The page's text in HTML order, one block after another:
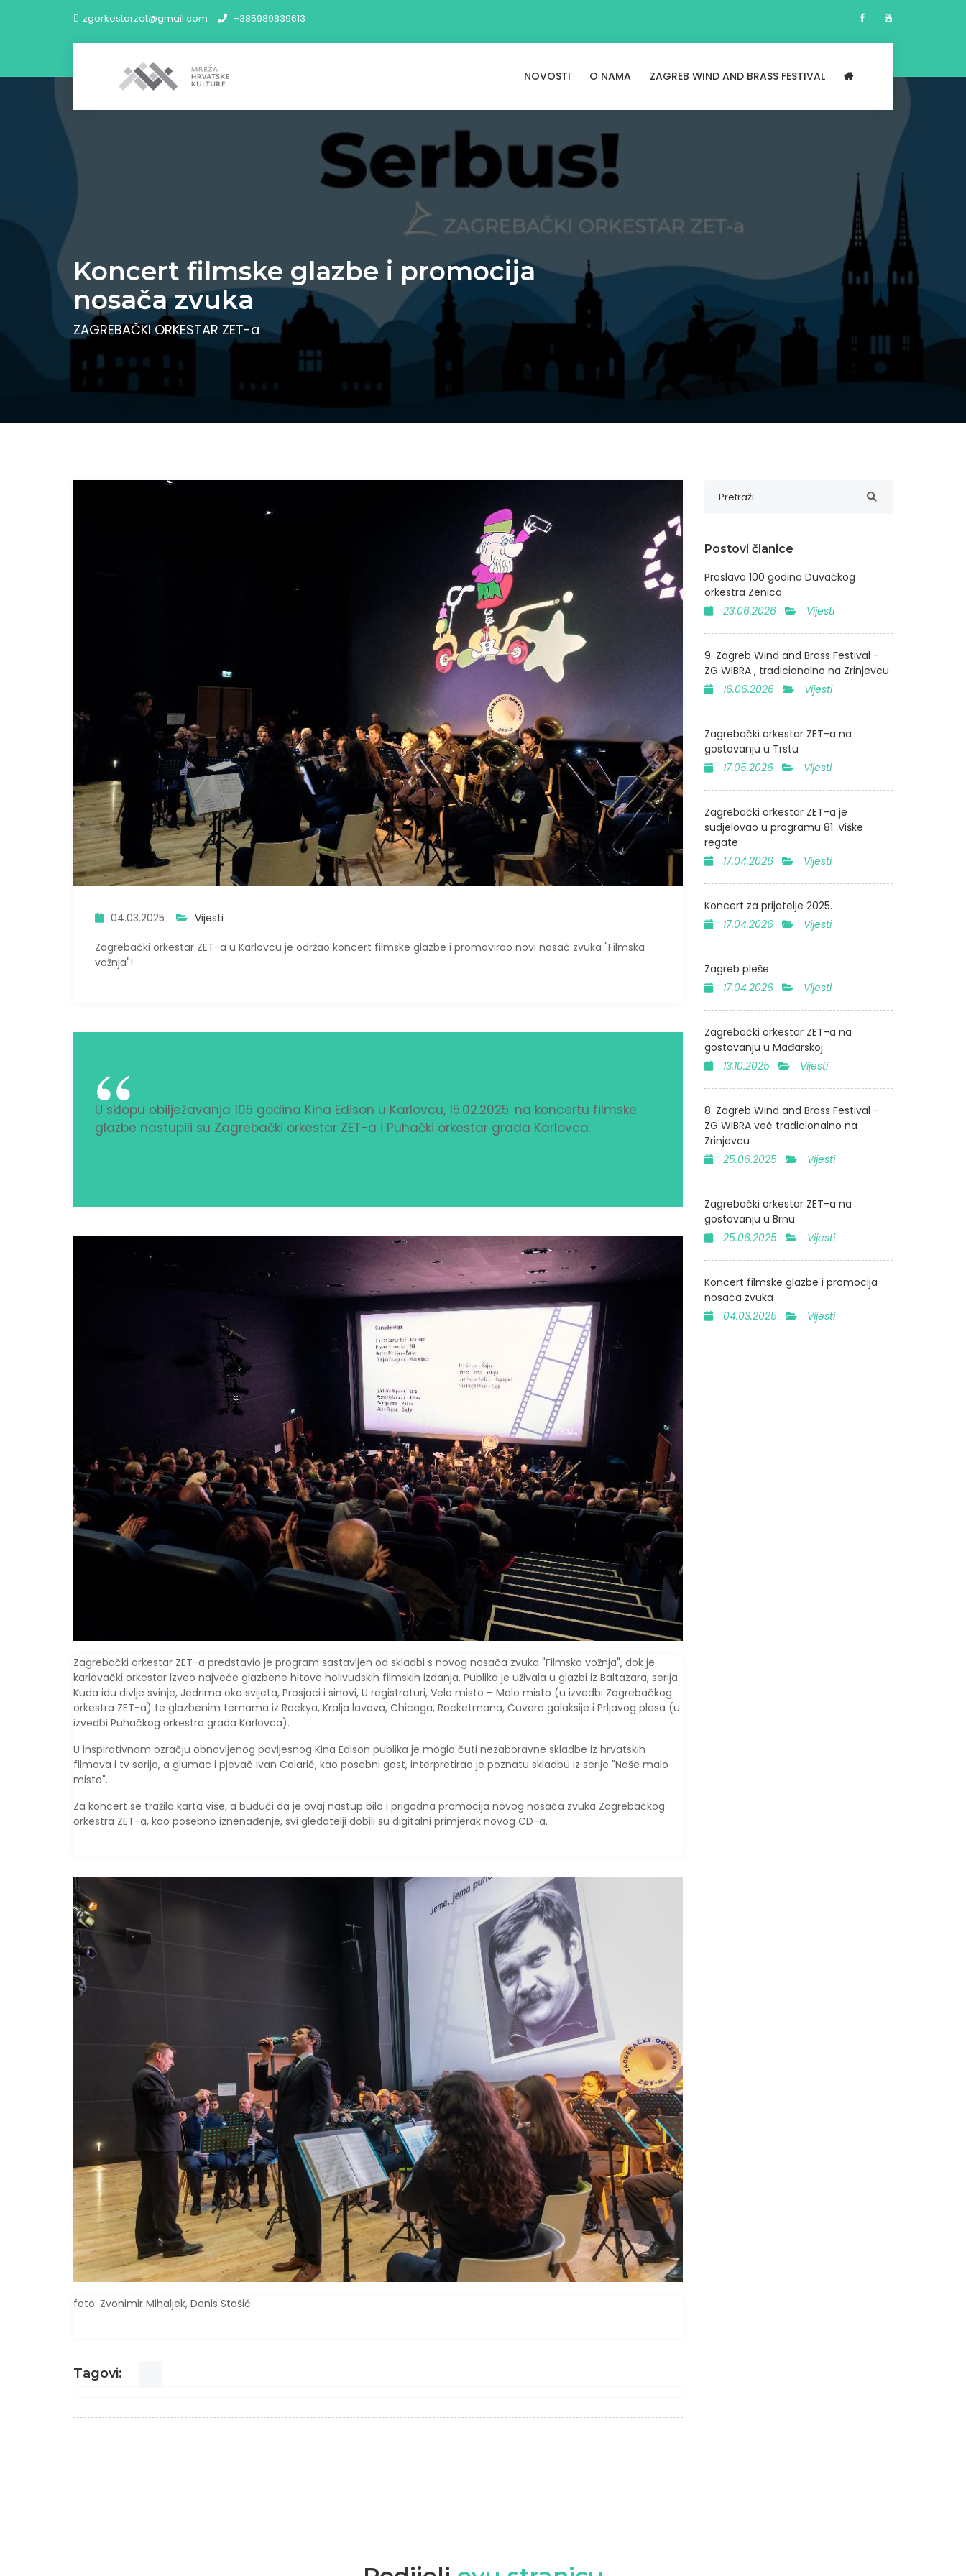
zgorkestarzet@gmail.com +385989839613
NOVOSTI O NAMA ZAGREB WIND AND BRASS FESTIVAL
Koncert filmske glazbe i promocija
nosača zvuka
ZAGREBAČKI ORKESTAR ZET-a
04.03.2025 Vijesti
Zagrebački orkestar ZET-a u Karlovcu je održao koncert filmske glazbe i promovirao novi nosač zvuka "Filmska
vožnja"!
U sklopu obilježavanja 105 godina Kina Edison u Karlovcu, 15.02.2025. na koncertu filmske
glazbe nastupili su Zagrebački orkestar ZET-a i Puhački orkestar grada Karlovca.
Zagrebački orkestar ZET-a predstavio je program sastavljen od skladbi s novog nosača zvuka "Filmska vožnja", dok je
karlovački orkestar izveo najveće glazbene hitove holivudskih filmskih izdanja. Publika je uživala u glazbi iz Baltazara, serija
Kuda idu divlje svinje, Jedrima oko svijeta, Prosjaci i sinovi, U registraturi, Velo misto – Malo misto (u izvedbi Zagrebačkog
orkestra ZET-a) te glazbenim temama iz Rockya, Kralja lavova, Chicaga, Rocketmana, Čuvara galaksije i Prljavog plesa (u
izvedbi Puhačkog orkestra grada Karlovca).
U inspirativnom ozračju obnovljenog povijesnog Kina Edison publika je mogla čuti nezaboravne skladbe iz hrvatskih
filmova i tv serija, a glumac i pjevač Ivan Colarić, kao posebni gost, interpretirao je poznatu skladbu iz serije "Naše malo
misto".
Za koncert se tražila karta više, a budući da je ovaj nastup bila i prigodna promocija novog nosača zvuka Zagrebačkog
orkestra ZET-a, kao posebno iznenađenje, svi gledatelji dobili su digitalni primjerak novog CD-a.
foto: Zvonimir Mihaljek, Denis Stošić
Tagovi:
Postovi članice
Proslava 100 godina Duvačkog
orkestra Zenica
23.06.2026
Vijesti
9. Zagreb Wind and Brass Festival -
ZG WIBRA , tradicionalno na Zrinjevcu
16.06.2026
Vijesti
Zagrebački orkestar ZET-a na
gostovanju u Trstu
17.05.2026
Vijesti
Zagrebački orkestar ZET-a je
sudjelovao u programu 81. Viške
regate
17.04.2026
Vijesti
Koncert za prijatelje 2025.
17.04.2026
Vijesti
Zagreb pleše
17.04.2026
Vijesti
Zagrebački orkestar ZET-a na
gostovanju u Mađarskoj
13.10.2025
Vijesti
8. Zagreb Wind and Brass Festival -
ZG WIBRA već tradicionalno na
Zrinjevcu
25.06.2025
Vijesti
Zagrebački orkestar ZET-a na
gostovanju u Brnu
25.06.2025
Vijesti
Koncert filmske glazbe i promocija
nosača zvuka
04.03.2025
Vijesti